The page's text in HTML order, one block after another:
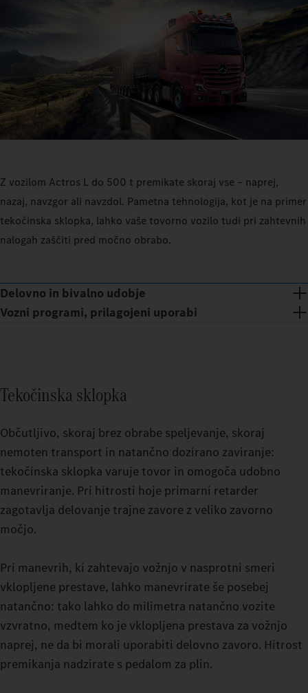
Z vozilom Actros L do 500 t premikate skoraj vse – naprej,
nazaj, navzgor ali navzdol. Pametna tehnologija, kot je na primer
tekočinska sklopka, lahko vaše tovorno vozilo tudi pri zahtevnih
nalogah zaščiti pred močno obrabo.
Delovno in bivalno udobje
Sproščujoči odmori tudi na napornih poteh: Z voznikovo kabino
GigaSpace in voznikovo kabino BigSpace lahko izbirate med
Vozni programi, prilagojeni uporabi
Načini vožnje z možnostjo vklopa vam olajšajo še natančnejšo
ali vozite brez tovora ali pod veliko obremenitvijo na zahtevnem
terenu: vaš Actros L do 500 t med vožnjo natančno nastavite na
način, ki ga zahteva vaša trenutna vožnja. Z ECO, HEAVY ali
MANUAL so vam na voljo tri možnosti. V načinu za manevriranje
vam Tekočinska sklopka omogoča občutljive manevre: s
konstantnim pogonom lahko tudi pri zelo težkih obremenitvah
Tekočinska sklopka
Občutljivo, skoraj brez obrabe speljevanje, skoraj
nemoten transport in natančno dozirano zaviranje:
tekočinska sklopka varuje tovor in omogoča udobno
manevriranje. Pri hitrosti hoje primarni retarder
zagotavlja delovanje trajne zavore z veliko zavorno
močjo.
Pri manevrih, ki zahtevajo vožnjo v nasprotni smeri
vklopljene prestave, lahko manevrirate še posebej
natančno: tako lahko do milimetra natančno vozite
vzvratno, medtem ko je vklopljena prestava za vožnjo
naprej, ne da bi morali uporabiti delovno zavoro. Hitrost
premikanja nadzirate s pedalom za plin.